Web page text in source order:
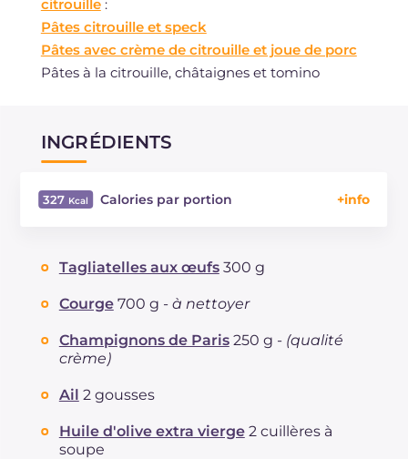
citrouille:
Pâtes citrouille et speck
Pâtes avec crème de citrouille et joue de porc
Pâtes à la citrouille, châtaignes et tomino
INGRÉDIENTS
327 Calories par portion
Dont sucres
Protéine
dont acides gras saturés g
Sodium
Tagliatelles aux œufs 300 g
Courge 700 g - à nettoyer
Champignons de Paris 250 g - (qualité
crème)
Ail 2 gousses
Huile d'olive extra vierge 2 cuillères à
soupe